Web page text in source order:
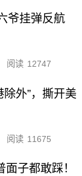
爷挂弹反航
阅读 12747
除外”，撕开美
阅读 11675
子都敢踩！